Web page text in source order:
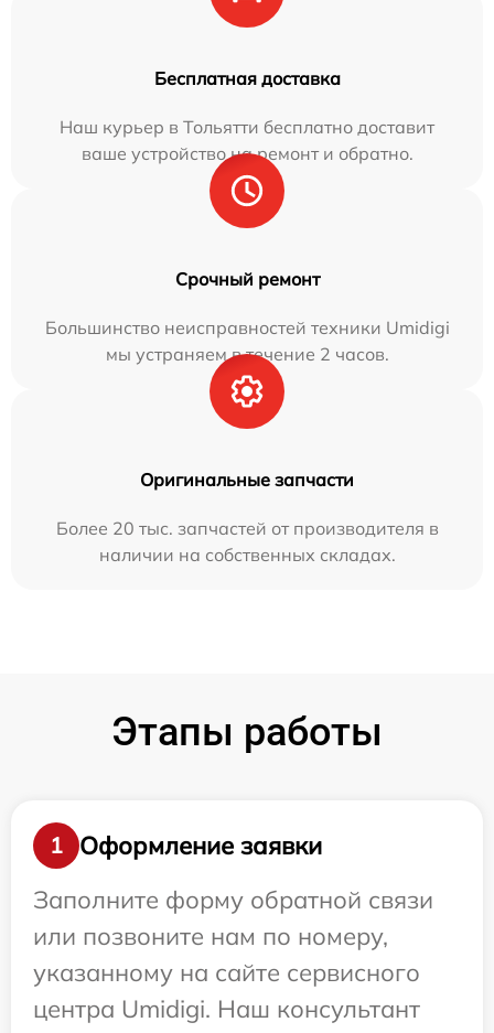
Бесплатная доставка
Наш курьер в Тольятти бесплатно доставит
ваше устройство на ремонт и обратно.
Срочный ремонт
Большинство неисправностей техники Umidigi
мы устраняем в течение 2 часов.
Оригинальные запчасти
Более 20 тыс. запчастей от производителя в
наличии на собственных складах.
Этапы работы
1
Оформление заявки
Заполните форму обратной связи
или позвоните нам по номеру,
указанному на сайте сервисного
центра Umidigi. Наш консультант